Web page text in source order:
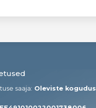
saaja: Oleviste kogudus